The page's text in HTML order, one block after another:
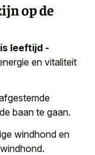
op de
leeftijd -
en vitaliteit
baan te gaan.
windhond en
.